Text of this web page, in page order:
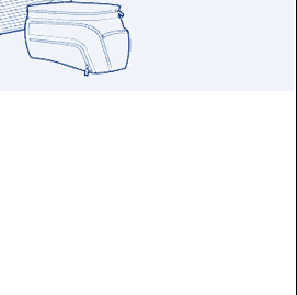
アクシデントは様々なものがあります
が、地面と車体の間への足の挟み込みは
意外と多く、この場合、重傷となるケー
スが多いです。 ヘプコ&ベッカーのエン
充分な強度が必要です。もちろんエンジンや
質の異
ルの加